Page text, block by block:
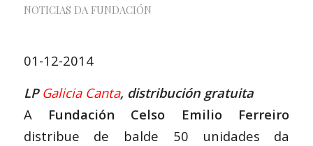
NOTICIAS DA FUNDACIÓN
01-12-2014
LP Galicia Canta, distribución gratuita
AFundación Celso Emilio Ferreiro
distribue de balde 50 unidades da